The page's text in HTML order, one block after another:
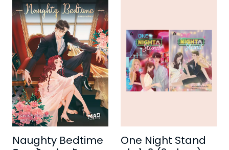
Naughty Bedtime
One Night Stand